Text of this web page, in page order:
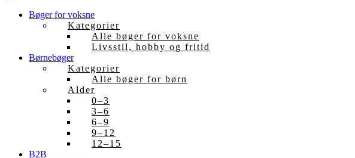
Bøger for voksne
Kategorier
Alle bøger for voksne
Livsstil, hobby og fritid
Børnebøger
Kategorier
Alle bøger for børn
Alder
0–3
3–6
6–9
9–12
12–15
B2B